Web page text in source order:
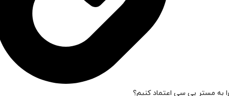
به مستر پی سی اعتماد کنیم؟